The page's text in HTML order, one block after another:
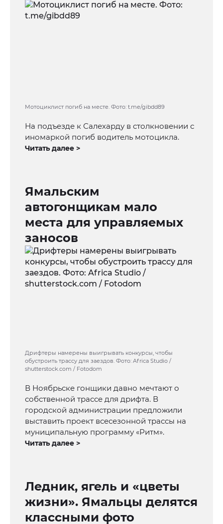
Мотоциклист погиб на месте. Фото: t.me/gibdd89
На подъезде к Салехарду в столкновении с
иномаркой погиб водитель мотоцикла.
Читать далее >
Ямальским
автогонщикам мало
места для управляемых
заносов
Дрифтеры намерены выигрывать конкурсы, чтобы
обустроить трассу для заездов. Фото: Africa Studio /
shutterstock.com / Fotodom
В Ноябрьске гонщики давно мечтают о
собственной трассе для дрифта. В
городской администрации предложили
выставить проект всесезонной трассы на
муниципальную программу «Ритм».
Читать далее >
Ледник, ягель и «цветы
жизни». Ямальцы делятся
классными фото